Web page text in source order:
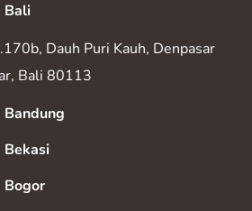
Bali
Dauh Puri Kauh, Denpasar
Bali 80113
Bandung
Bekasi
Bogor